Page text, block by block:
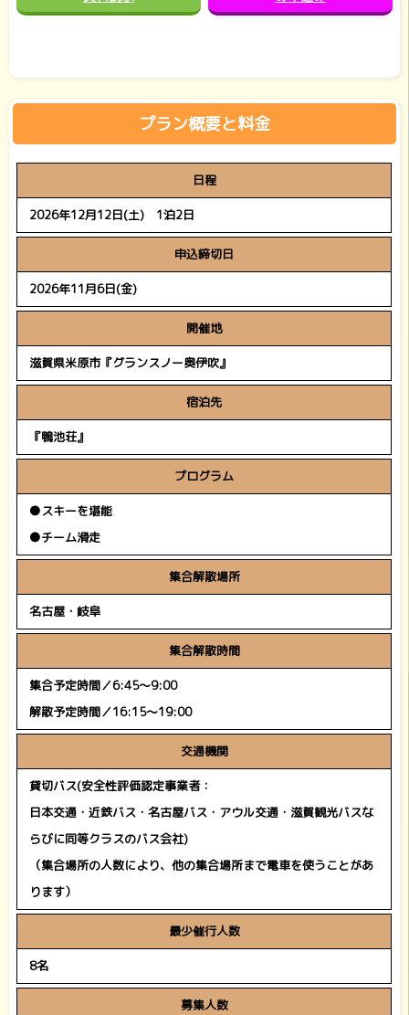
プラン概要と料金
日程
2026年12月12日(土) 1泊2日
申込締切日
2026年11月6日(金)
開催地
滋賀県米原市『グランスノー奥伊吹』
宿泊先
『鴨池荘』
プログラム
●スキーを堪能
●チーム滑走
集合解散場所
名古屋・岐阜
集合解散時間
集合予定時間／6:45～9:00
解散予定時間／16:15～19:00
交通機関
貸切バス(安全性評価認定事業者：
日本交通・近鉄バス・名古屋バス・アウル交通・滋賀観光バスな
らびに同等クラスのバス会社)
（集合場所の人数により、他の集合場所まで電車を使うことがあ
ります）
最少催行人数
8名
募集人数